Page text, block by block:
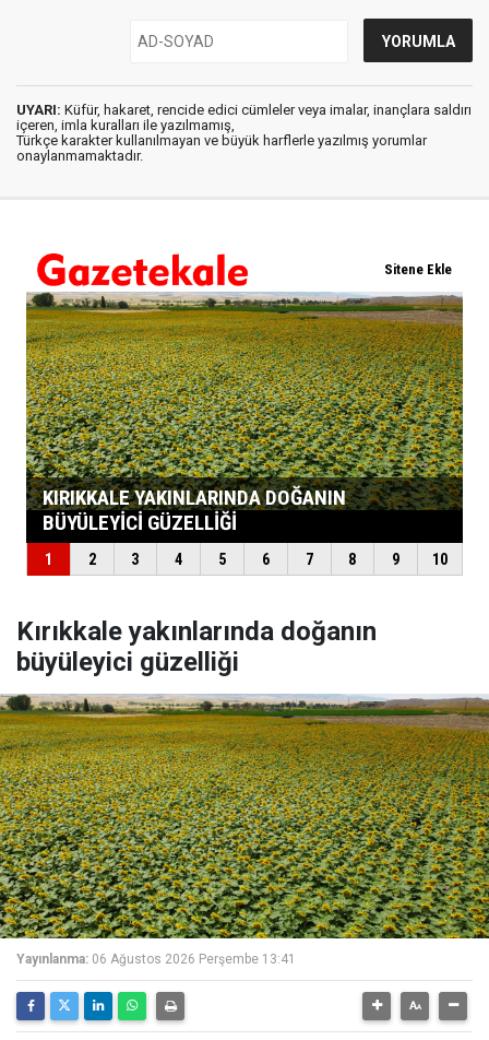
UYARI: Küfür, hakaret, rencide edici cümleler veya imalar, inançlara saldırı
içeren, imla kuralları ile yazılmamış,
Türkçe karakter kullanılmayan ve büyük harflerle yazılmış yorumlar
onaylanmamaktadır.
Kırıkkale yakınlarında doğanın
büyüleyici güzelliği
Yayınlanma: 06 Ağustos 2026 Perşembe 13:41